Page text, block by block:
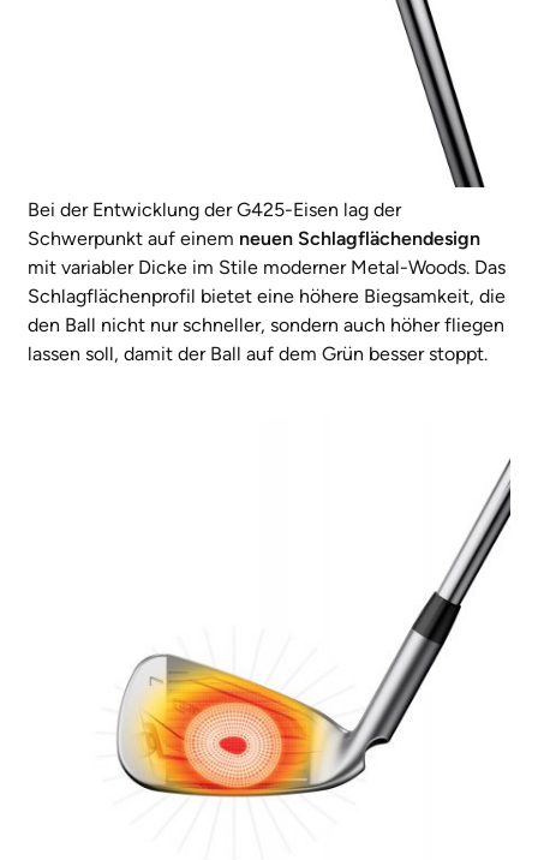
Bei der Entwicklung der G425-Eisen lag der
Schwerpunkt auf einem neuen Schlagflächendesign
mit variabler Dicke im Stile moderner Metal-Woods. Das
Schlagflächenprofil bietet eine höhere Biegsamkeit, die
den Ball nicht nur schneller, sondern auch höher fliegen
lassen soll, damit der Ball auf dem Grün besser stoppt.